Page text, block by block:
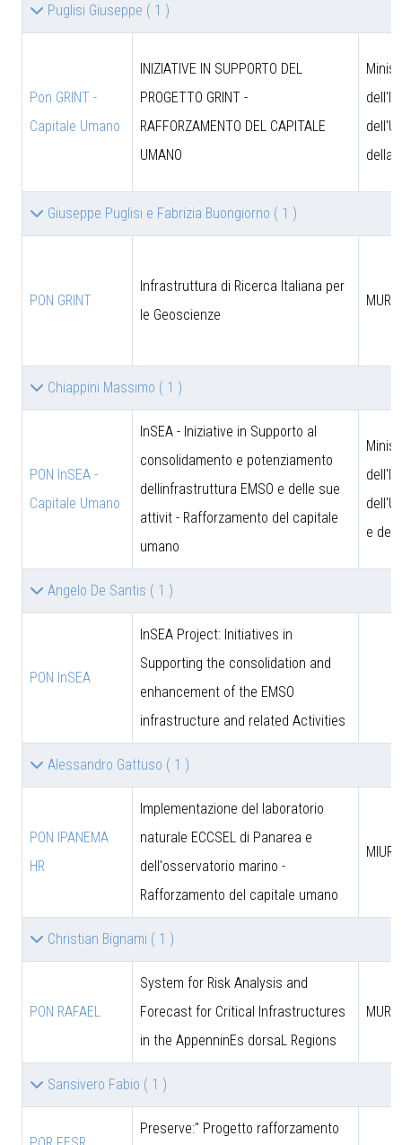
Puglisi Giuseppe ( 1 )
Pon GRINT -
Capitale Umano
INIZIATIVE IN SUPPORTO DEL
PROGETTO GRINT -
RAFFORZAMENTO DEL CAPITALE
UMANO
della
Giuseppe Puglisi e Fabrizia Buongiorno ( 1 )
PON GRINT
Infrastruttura di Ricerca Italiana per
le Geoscienze
MUR
Chiappini Massimo ( 1 )
PON InSEA -
Capitale Umano
InSEA - Iniziative in Supporto al
consolidamento e potenziamento
dellinfrastruttura EMSO e delle sue
attivit - Rafforzamento del capitale
umano
e
Angelo De Santis ( 1 )
PON InSEA
InSEA Project: Initiatives in
Supporting the consolidation and
enhancement of the EMSO
infrastructure and related Activities
Alessandro Gattuso ( 1 )
PON IPANEMA
HR
Implementazione del laboratorio
naturale ECCSEL di Panarea e
dell'osservatorio marino -
Rafforzamento del capitale umano
MIUR
Christian Bignami ( 1 )
PON RAFAEL
System for Risk Analysis and
Forecast for Critical Infrastructures
in the AppenninEs dorsaL Regions
MUR
Sansivero Fabio ( 1 )
Preserve:" Progetto rafforzamento